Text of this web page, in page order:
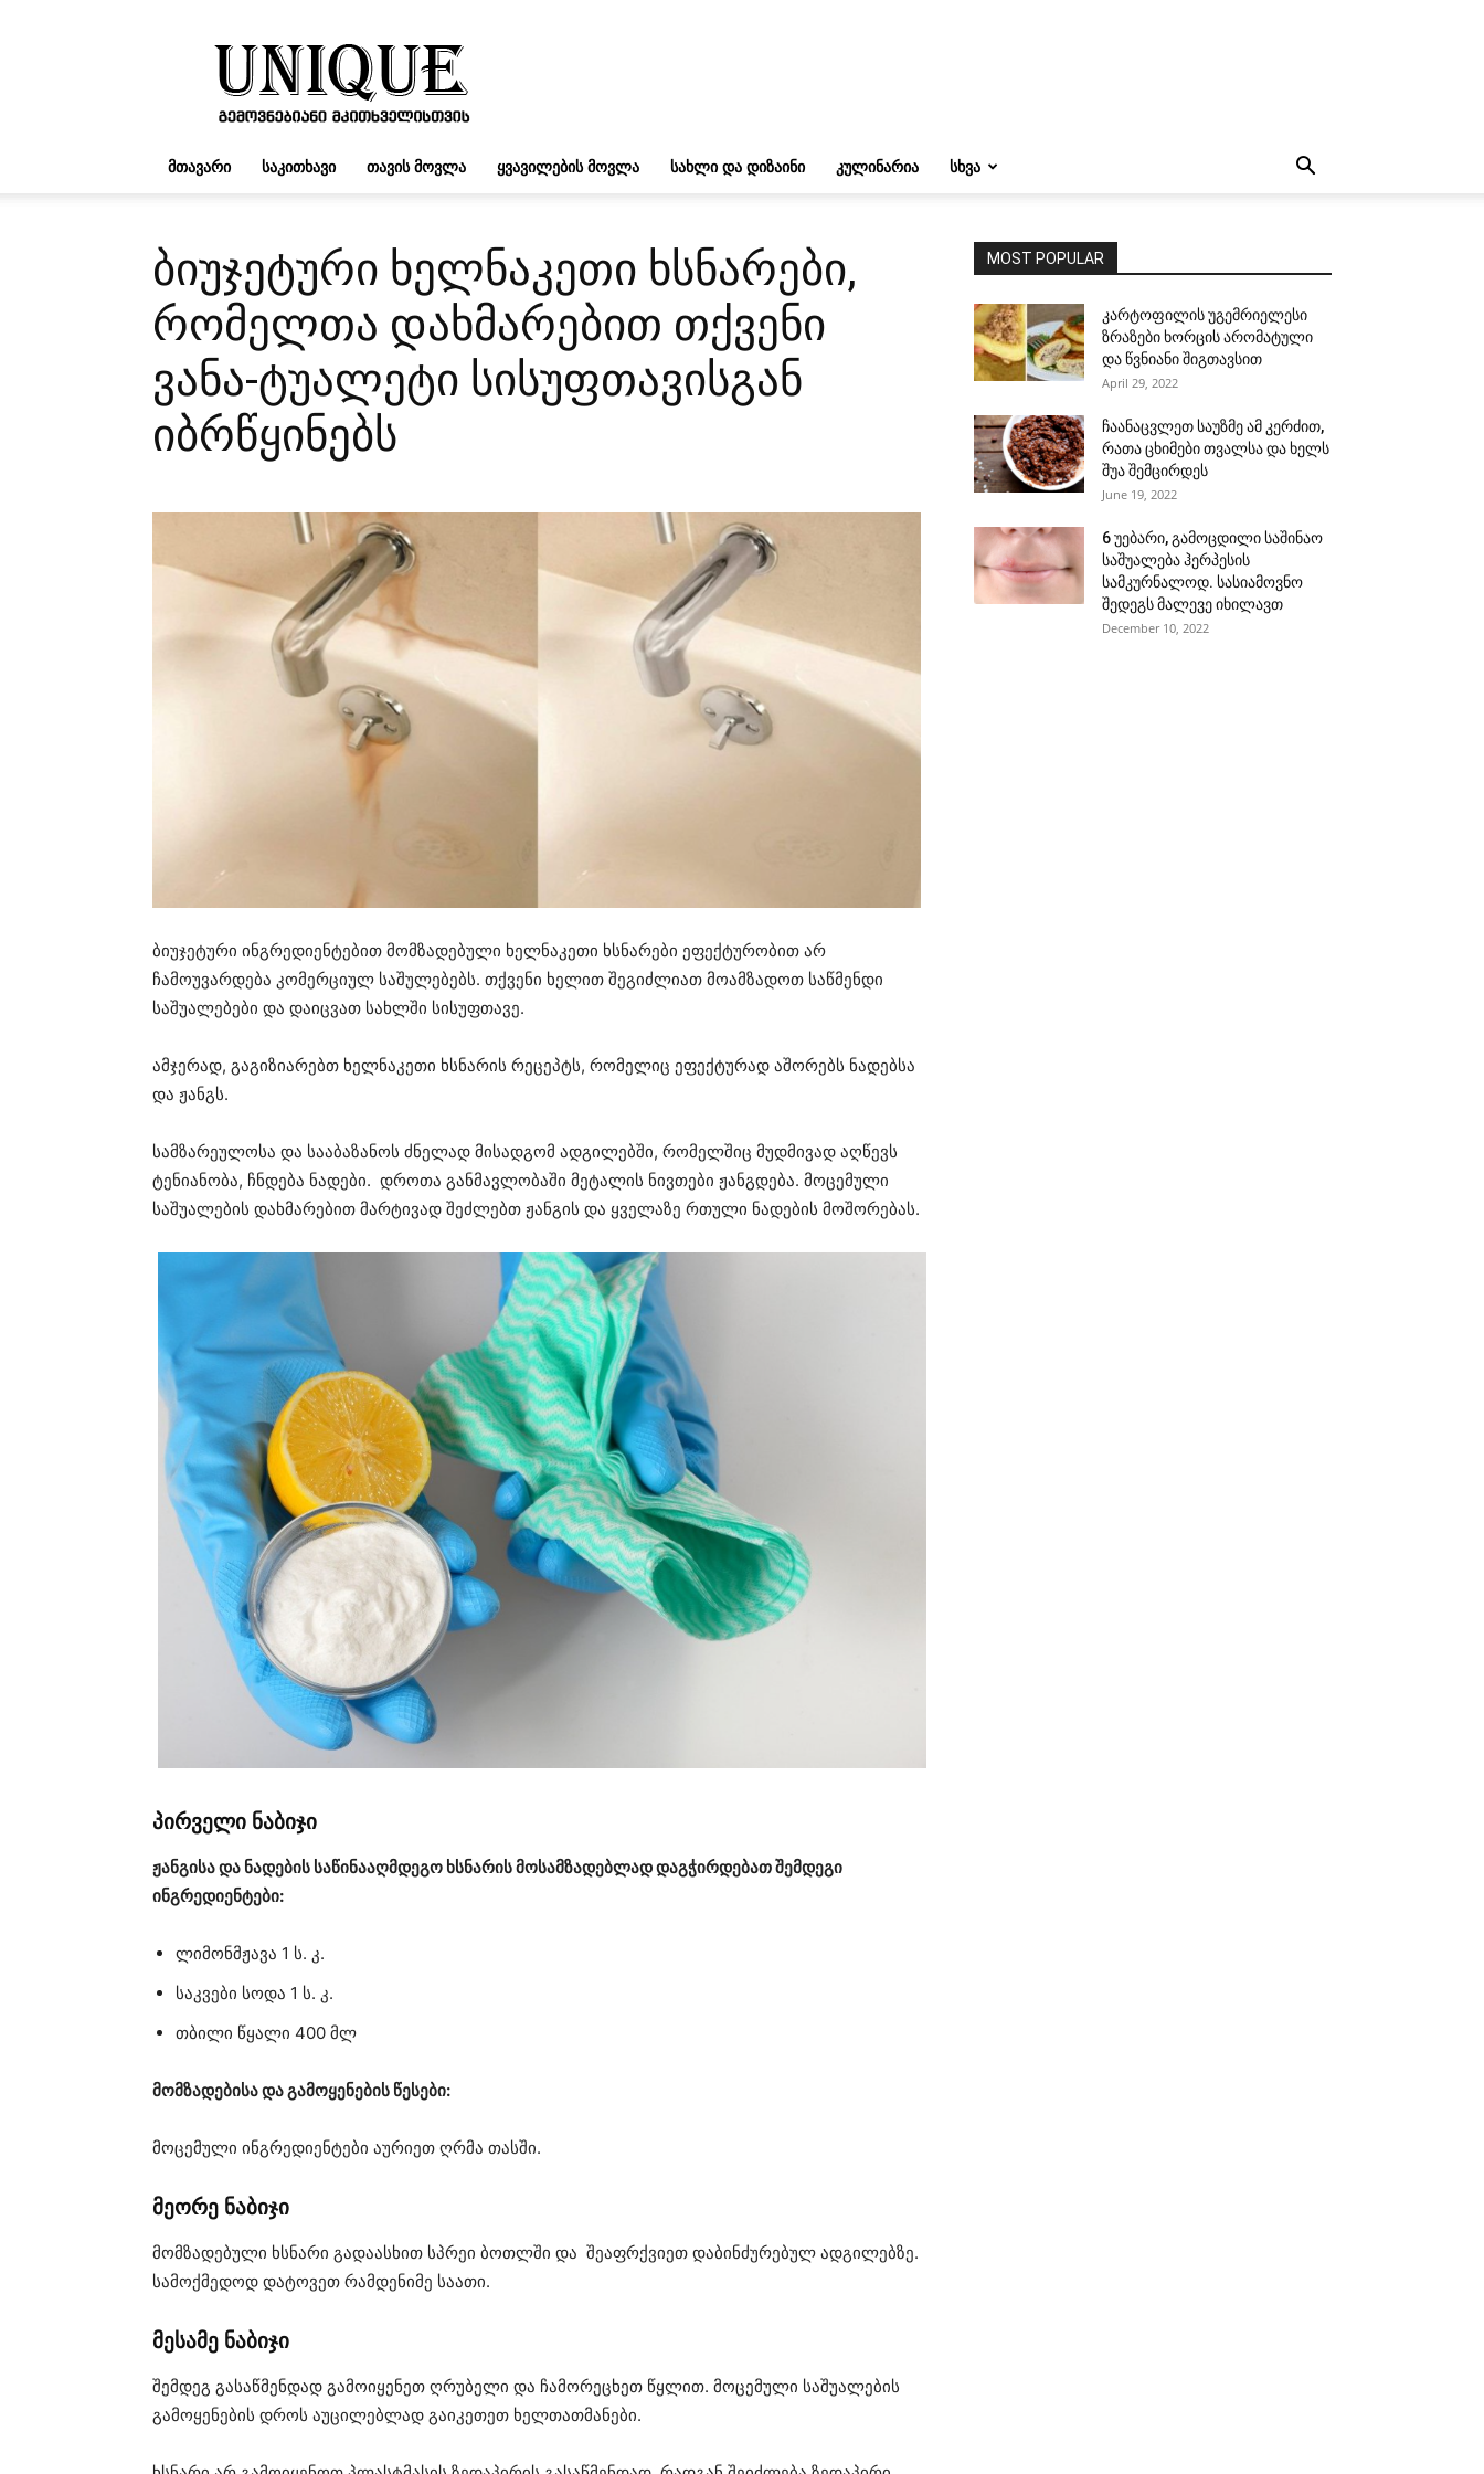
UNIQUE.GE
ᲛᲗᲐᲕᲐᲠᲘ ᲡᲐᲙᲘᲗᲮᲐᲕᲘ ᲗᲐᲕᲘᲡ ᲛᲝᲕᲚᲐ ᲧᲕᲐᲕᲘᲚᲔᲑᲘᲡ ᲛᲝᲕᲚᲐ ᲡᲐᲮᲚᲘ ᲓᲐ ᲓᲘᲖᲐᲘᲜᲘ ᲙᲣᲚᲘᲜᲐᲠᲘᲐ ᲡᲮᲕᲐ
ბიუჯეტური ხელნაკეთი ხსნარები,
რომელთა დახმარებით თქვენი
ვანა-ტუალეტი სისუფთავისგან
იბრწყინებს
ბიუჯეტური ინგრედიენტებით მომზადებული ხელნაკეთი ხსნარები ეფექტურობით არ
ჩამოუვარდება კომერციულ საშულებებს. თქვენი ხელით შეგიძლიათ მოამზადოთ საწმენდი
საშუალებები და დაიცვათ სახლში სისუფთავე.
ამჯერად, გაგიზიარებთ ხელნაკეთი ხსნარის რეცეპტს, რომელიც ეფექტურად აშორებს ნადებსა
და ჟანგს.
სამზარეულოსა და სააბაზანოს ძნელად მისადგომ ადგილებში, რომელშიც მუდმივად აღწევს
ტენიანობა, ჩნდება ნადები. დროთა განმავლობაში მეტალის ნივთები ჟანგდება. მოცემული
საშუალების დახმარებით მარტივად შეძლებთ ჟანგის და ყველაზე რთული ნადების მოშორებას.
პირველი ნაბიჯი
ჟანგისა და ნადების საწინააღმდეგო ხსნარის მოსამზადებლად დაგჭირდებათ შემდეგი
ინგრედიენტები:
ლიმონმჟავა 1 ს. კ.
საკვები სოდა 1 ს. კ.
თბილი წყალი 400 მლ
მომზადებისა და გამოყენების წესები:
მოცემული ინგრედიენტები აურიეთ ღრმა თასში.
მეორე ნაბიჯი
მომზადებული ხსნარი გადაასხით სპრეი ბოთლში და შეაფრქვიეთ დაბინძურებულ ადგილებზე.
სამოქმედოდ დატოვეთ რამდენიმე საათი.
მესამე ნაბიჯი
შემდეგ გასაწმენდად გამოიყენეთ ღრუბელი და ჩამორეცხეთ წყლით. მოცემული საშუალების
გამოყენების დროს აუცილებლად გაიკეთეთ ხელთათმანები.
MOST POPULAR
კარტოფილის უგემრიელესი
ზრაზები ხორცის არომატული
და წვნიანი შიგთავსით
April 29, 2022
ჩაანაცვლეთ საუზმე ამ კერძით,
რათა ცხიმები თვალსა და ხელს
შუა შემცირდეს
June 19, 2022
6 უებარი, გამოცდილი საშინაო
საშუალება ჰერპესის
სამკურნალოდ. სასიამოვნო
შედეგს მალევე იხილავთ
December 10, 2022